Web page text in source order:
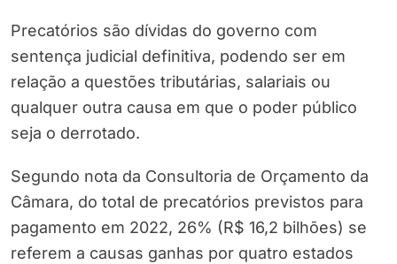
Precatórios são dívidas do governo com
sentença judicial definitiva, podendo ser em
relação a questões tributárias, salariais ou
qualquer outra causa em que o poder público
seja o derrotado.
Segundo nota da Consultoria de Orçamento da
Câmara, do total de precatórios previstos para
pagamento em 2022, 26% (R$ 16,2 bilhões) se
referem a causas ganhas por quatro estados